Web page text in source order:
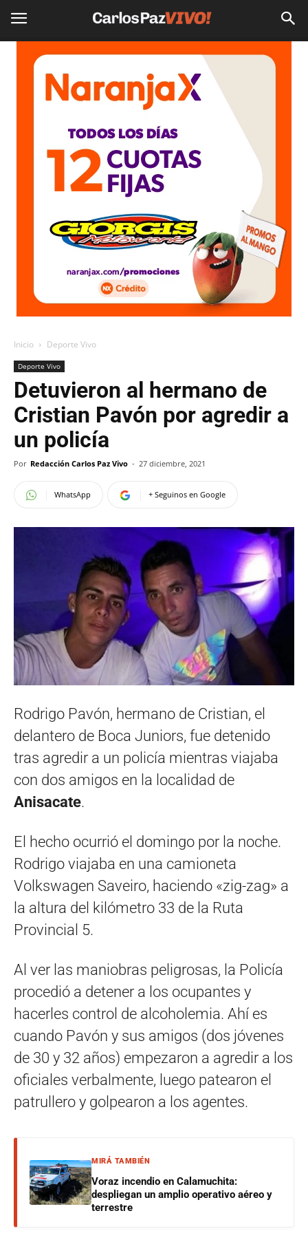
Inicio Deporte Vivo
Deporte Vivo
Detuvieron al hermano de
Cristian Pavón por agredir a
un policía
Por Redacción Carlos Paz Vivo - 27 diciembre, 2021
WhatsApp + Seguinos en Google
Rodrigo Pavón, hermano de Cristian, el
delantero de Boca Juniors, fue detenido
tras agredir a un policía mientras viajaba
con dos amigos en la localidad de
Anisacate.
El hecho ocurrió el domingo por la noche.
Rodrigo viajaba en una camioneta
Volkswagen Saveiro, haciendo «zig-zag» a
la altura del kilómetro 33 de la Ruta
Provincial 5.
Al ver las maniobras peligrosas, la Policía
procedió a detener a los ocupantes y
hacerles control de alcoholemia. Ahí es
cuando Pavón y sus amigos (dos jóvenes
de 30 y 32 años) empezaron a agredir a los
oficiales verbalmente, luego patearon el
patrullero y golpearon a los agentes.
MIRÁ TAMBIÉN
Voraz incendio en Calamuchita:
despliegan un amplio operativo aéreo y
terrestre